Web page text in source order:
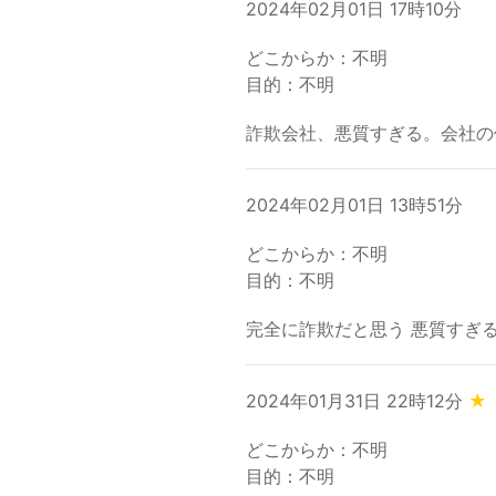
2024年02月01日 17時10分
どこからか：不明
目的：不明
詐欺会社、悪質すぎる。会社
2024年02月01日 13時51分
どこからか：不明
目的：不明
完全に詐欺だと思う 悪質すぎ
2024年01月31日 22時12分 ★
どこからか：不明
目的：不明